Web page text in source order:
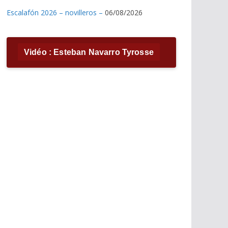
Escalafón 2026 – novilleros – 06/08/2026
Vidéo : Esteban Navarro Tyrosse